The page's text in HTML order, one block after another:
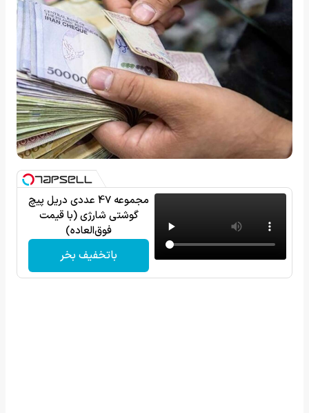
مجموعه 47 عددی دریل پیچ
گوشتی شارژی‌ (با قیمت
فوق‌العاده)
باتخفیف بخر